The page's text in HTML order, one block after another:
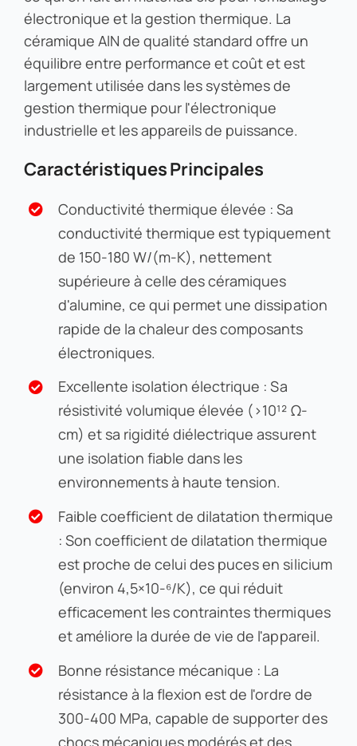
électronique et la gestion thermique. La
céramique AlN de qualité standard offre un
équilibre entre performance et coût et est
largement utilisée dans les systèmes de
gestion thermique pour l'électronique
industrielle et les appareils de puissance.
Caractéristiques Principales
Conductivité thermique élevée : Sa
conductivité thermique est typiquement
de 150-180 W/(m-K), nettement
supérieure à celle des céramiques
d'alumine, ce qui permet une dissipation
rapide de la chaleur des composants
électroniques.
Excellente isolation électrique : Sa
résistivité volumique élevée (>10¹² Ω-
cm) et sa rigidité diélectrique assurent
une isolation fiable dans les
environnements à haute tension.
Faible coefficient de dilatation thermique
: Son coefficient de dilatation thermique
est proche de celui des puces en silicium
(environ 4,5×10-⁶/K), ce qui réduit
efficacement les contraintes thermiques
et améliore la durée de vie de l'appareil.
Bonne résistance mécanique : La
résistance à la flexion est de l'ordre de
300-400 MPa, capable de supporter des
chocs mécaniques modérés et des